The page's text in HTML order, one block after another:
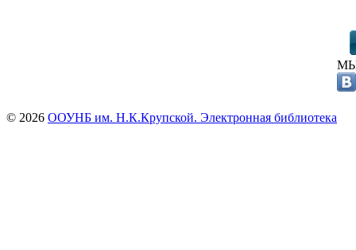
© 2026 ООУНБ им. Н.К.Крупской. Электронная библиотека